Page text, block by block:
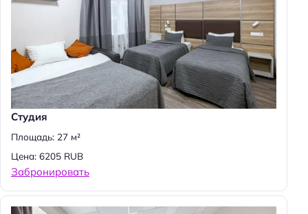
Студия
Площадь: 27 м²
Цена: 6205 RUB
Забронировать
Н
а
й
т
и